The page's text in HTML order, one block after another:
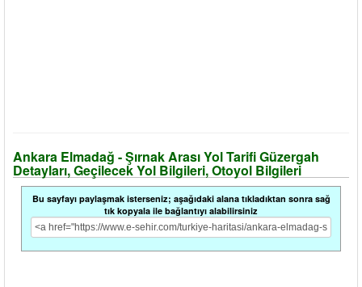
Ankara Elmadağ - Şırnak Arası Yol Tarifi Güzergah
Detayları, Geçilecek Yol Bilgileri, Otoyol Bilgileri
Bu sayfayı paylaşmak isterseniz; aşağıdaki alana tıkladıktan sonra sağ
tık kopyala ile bağlantıyı alabilirsiniz